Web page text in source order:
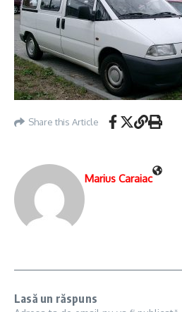
Share this Article
Marius Caraiac
Lasă un răspuns